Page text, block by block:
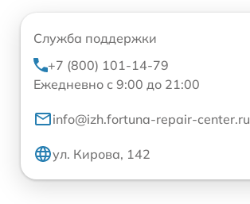
Служба поддержки
+7 (800) 101-14-79
Ежедневно с 9:00 до 21:00
info@izh.fortuna-repair-center.ru
ул. Кирова, 142